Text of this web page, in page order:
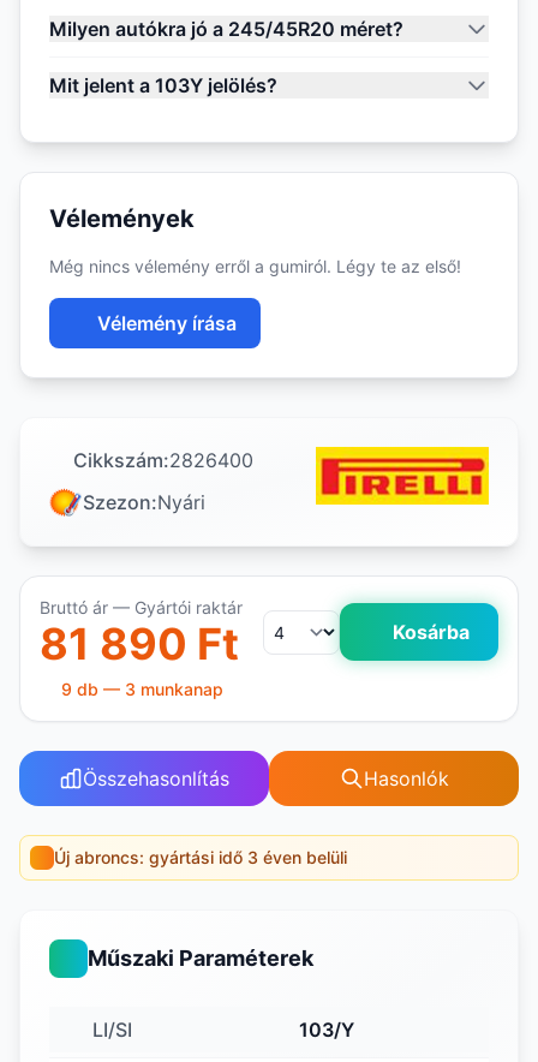
Milyen autókra jó a 245/45R20 méret?
Mit jelent a 103Y jelölés?
Vélemények
Még nincs vélemény erről a gumiról. Légy te az első!
Vélemény írása
Cikkszám:2826400
Szezon:Nyári
Bruttó ár — Gyártói raktár
81 890 Ft Kosárba
9 db — 3 munkanap
Összehasonlítás Hasonlók
Új abroncs: gyártási idő 3 éven belüli
Műszaki Paraméterek
LI/SI 103/Y